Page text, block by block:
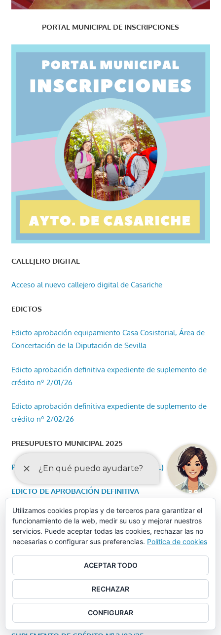
PORTAL MUNICIPAL DE INSCRIPCIONES
CALLEJERO DIGITAL
Acceso al nuevo callejero digital de Casariche
EDICTOS
Edicto aprobación equipamiento Casa Cosistorial, Área de
Concertación de la Diputación de Sevilla
Edicto aprobación definitiva expediente de suplemento de
crédito nº 2/01/26
Edicto aprobación definitiva expediente de suplemento de
crédito nº 2/02/26
PRESUPUESTO MUNICIPAL 2025
PRESUPUESTO 2025 (APROBACIÓN INICIAL)
EDICTO DE APROBACIÓN DEFINITIVA
RECTIFICACIÓN PLANTILLA
EDICTO APROBACIÓN DEFINITIVA SUPLEMENTO DE
2025/CEX_01/000001
EDICTO APROBACIÓN INICIAL DEL EXPEDIENTE DE
Utilizamos cookies propias y de terceros para garantizar el
funcionamiento de la web, medir su uso y mejorar nuestros
servicios. Puede aceptar todas las cookies, rechazar las no
necesarias o configurar sus preferencias. Política de cookies
ACEPTAR TODO
RECHAZAR
CONFIGURAR